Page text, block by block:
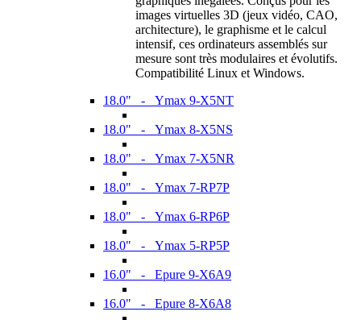
images virtuelles 3D (jeux vidéo, CAO,
architecture), le graphisme et le calcul
intensif, ces ordinateurs assemblés sur
mesure sont très modulaires et évolutifs.
Compatibilité Linux et Windows.
18.0" - Ymax 9-X5NT
18.0" - Ymax 8-X5NS
18.0" - Ymax 7-X5NR
18.0" - Ymax 7-RP7P
18.0" - Ymax 6-RP6P
18.0" - Ymax 5-RP5P
16.0" - Epure 9-X6A9
16.0" - Epure 8-X6A8